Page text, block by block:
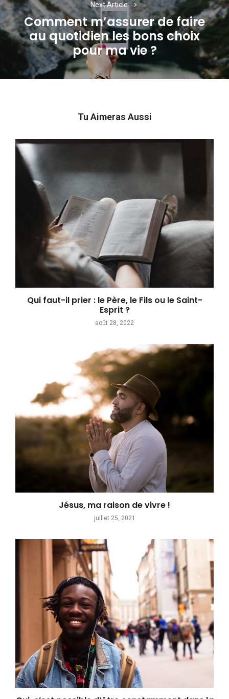
Next Article
Next
post:
Comment m’assurer de faire
au quotidien les bons choix
pour ma vie ?
Tu Aimeras Aussi
Qui faut-il prier : le Père, le Fils ou le Saint-
Esprit ?
août 28, 2022
Jésus, ma raison de vivre !
juillet 25, 2021